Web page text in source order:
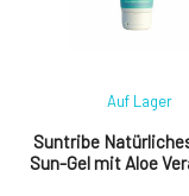
Sonnenschutz ohne Be
Suntribe
Sun-Gel mit Aloe
Auf Lager